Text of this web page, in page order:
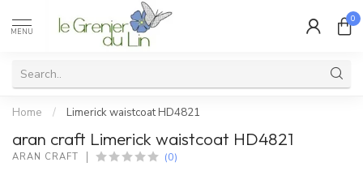
MENU
0
Home / Limerick waistcoat HD4821
aran craft Limerick waistcoat HD4821
ARAN CRAFT (0)